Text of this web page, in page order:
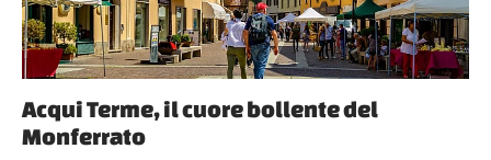
Acqui Terme, il cuore bollente del
Monferrato